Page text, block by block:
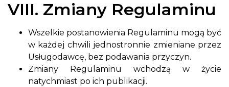
VIII. Zmiany Regulaminu
Wszelkie postanowienia Regulaminu mogą być
w każdej chwili jednostronnie zmieniane przez
Usługodawcę, bez podawania przyczyn.
Zmiany Regulaminu wchodzą w życie
natychmiast po ich publikacji.